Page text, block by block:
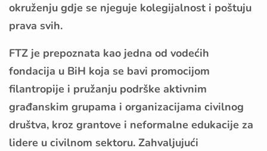
okruženju gdje se njeguje kolegijalnost i poštuju
prava svih.
FTZ je prepoznata kao jedna od vodećih
fondacija u BiH koja se bavi promocijom
filantropije i pružanju podrške aktivnim
građanskim grupama i organizacijama civilnog
društva, kroz grantove i neformalne edukacije za
lidere u civilnom sektoru. Zahvaljujući